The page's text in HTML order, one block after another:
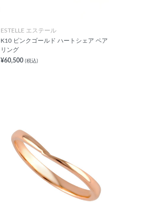
ESTELLE エステール
K10 ピンクゴールド ハートシェア ペア
リング
¥60,500 (税込)